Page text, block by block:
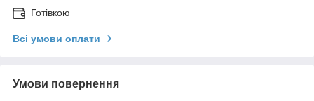
Готівкою
Всі умови оплати
Умови повернення